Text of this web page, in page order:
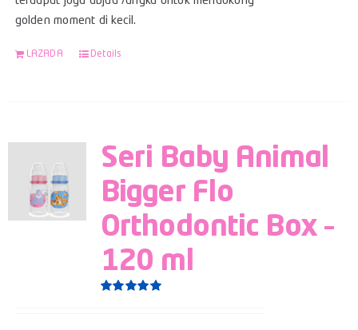
golden moment di kecil.
LAZADA Details
Seri Baby Animal
Bigger Flo
Orthodontic Box –
120 ml